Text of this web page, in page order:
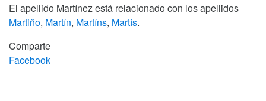
El apellido Martínez está relacionado con los apellidos
Martiño, Martín, Martíns, Martís.
Comparte
Facebook